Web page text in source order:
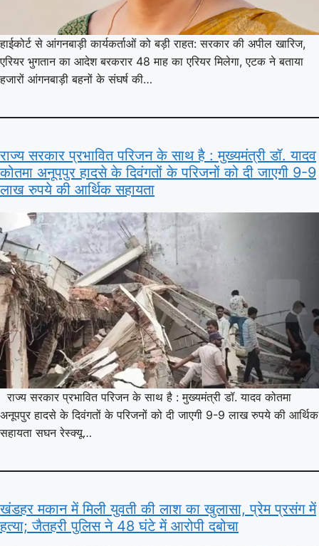
हाईकोर्ट से आंगनबाड़ी कार्यकर्ताओं को बड़ी राहत: सरकार की अपील खारिज,
एरियर भुगतान का आदेश बरकरार 48 माह का एरियर मिलेगा, एटक ने बताया
हजारों आंगनबाड़ी बहनों के संघर्ष की…
राज्य सरकार प्रभावित परिजन के साथ है : मुख्यमंत्री डॉ. यादव
कोतमा अनूपपुर हादसे के दिवंगतों के परिजनों को दी जाएगी 9-9
लाख रुपये की आर्थिक सहायता
राज्य सरकार प्रभावित परिजन के साथ है : मुख्यमंत्री डॉ. यादव कोतमा
अनूपपुर हादसे के दिवंगतों के परिजनों को दी जाएगी 9-9 लाख रुपये की आर्थिक
सहायता सघन रेस्क्यू…
खंडहर मकान में मिली युवती की लाश का खुलासा, प्रेम प्रसंग में
हत्या; जैतहरी पुलिस ने 48 घंटे में आरोपी दबोचा